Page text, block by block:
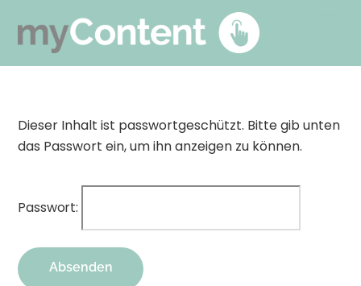
content
Dieser Inhalt ist passwortgeschützt. Bitte gib unten
das Passwort ein, um ihn anzeigen zu können.
Passwort: